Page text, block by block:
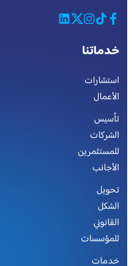
خدماتنا
استشارات
الأعمال
تأسيس
الشركات
للمستثمرين
الأجانب
تحويل
الشكل
القانوني
للمؤسسات
خدمات